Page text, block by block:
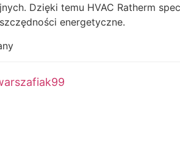
Dzięki temu HVAC Ratherm
energetyczne.